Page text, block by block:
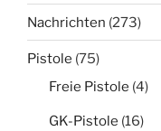
Nachrichten (273)
Pistole (75)
Freie Pistole (4)
GK-Pistole (16)